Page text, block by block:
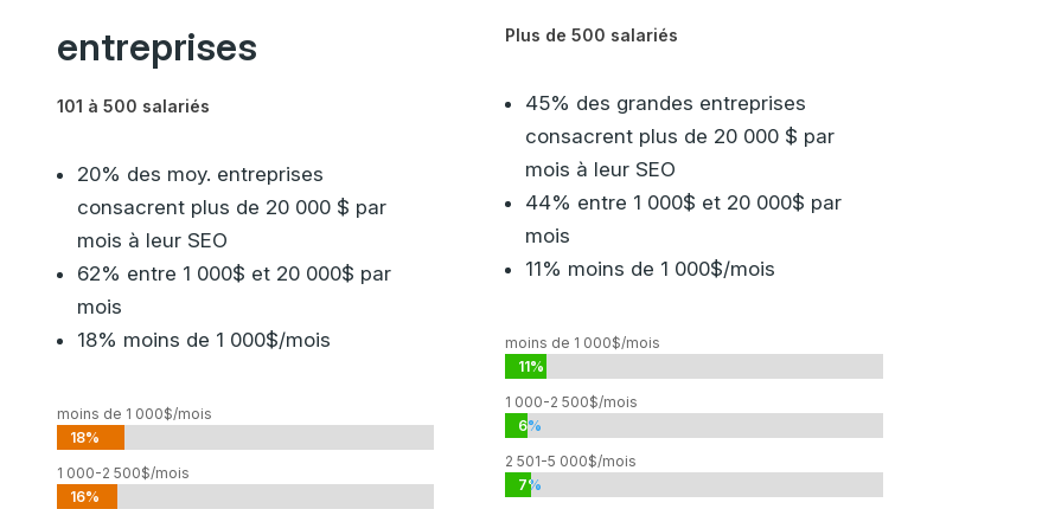
entreprises
101 à 500 salariés
20% des moy. entreprises
consacrent plus de 20 000 $ par
mois à leur SEO
62% entre 1 000$ et 20 000$ par
mois
18% moins de 1 000$/mois
moins de 1 000$/mois
18%
18%
1 000-2 500$/mois
16%
16%
Plus de 500 salariés
45% des grandes entreprises
consacrent plus de 20 000 $ par
mois à leur SEO
44% entre 1 000$ et 20 000$ par
mois
11% moins de 1 000$/mois
moins de 1 000$/mois
11%
11%
1 000-2 500$/mois
6%
6%
2 501-5 000$/mois
7%
7%